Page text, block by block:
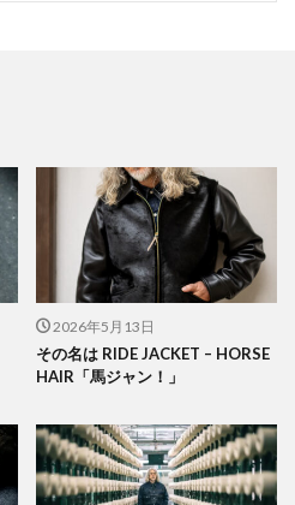
2026年5月13日
その名は RIDE JACKET – HORSE
HAIR「馬ジャン！」